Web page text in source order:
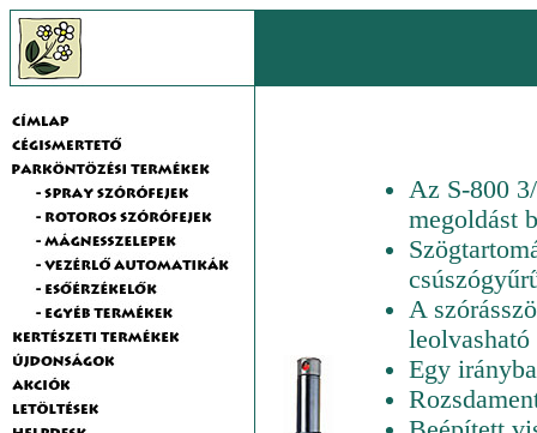
Az S-800
megoldást
A
leolvasható
Egy